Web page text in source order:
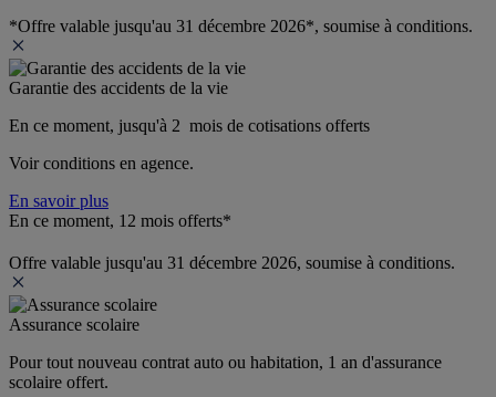
*Offre valable jusqu'au 31 décembre 2026*, soumise à conditions.
Garantie des accidents de la vie
En ce moment, jusqu'à 2  mois de cotisations offerts
Voir conditions en agence.
En savoir plus
En ce moment, 12 mois offerts*
Offre valable jusqu'au 31 décembre 2026, soumise à conditions.
Assurance scolaire
Pour tout nouveau contrat auto ou habitation, 1 an d'assurance
scolaire offert.